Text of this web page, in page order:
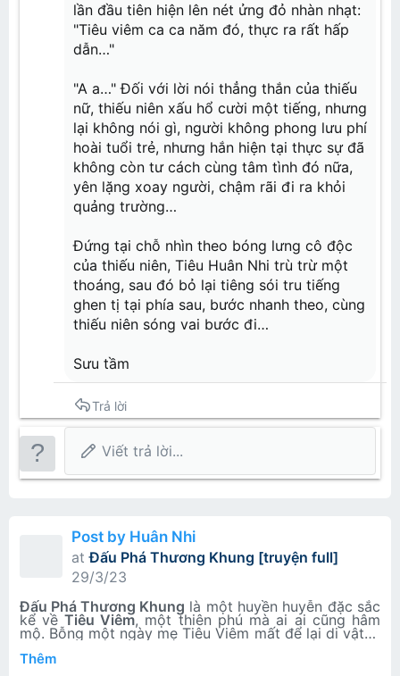
lần đầu tiên hiện lên nét ửng đỏ nhàn nhạt:
"Tiêu viêm ca ca năm đó, thực ra rất hấp
dẫn…"
"A a…" Đối với lời nói thẳng thắn của thiếu
nữ, thiếu niên xấu hổ cười một tiếng, nhưng
lại không nói gì, người không phong lưu phí
hoài tuổi trẻ, nhưng hắn hiện tại thực sự đã
không còn tư cách cùng tâm tình đó nữa,
yên lặng xoay người, chậm rãi đi ra khỏi
quảng trường…
Đứng tại chỗ nhìn theo bóng lưng cô độc
của thiếu niên, Tiêu Huân Nhi trù trừ một
thoáng, sau đó bỏ lại tiêng sói tru tiếng
ghen tị tại phía sau, bước nhanh theo, cùng
thiếu niên sóng vai bước đi…
Sưu tầm
Trả lời
Viết trả lời...
Post by Huân Nhi
at Đấu Phá Thương Khung [truyện full]
29/3/23
Đấu Phá Thương Khung là một huyền huyễn đặc sắc
kể về Tiêu Viêm, một thiên phú mà ai ai cũng hâm
mộ. Bỗng một ngày mẹ Tiêu Viêm mất để lại di vật là
một chiếc giới chỉ màu đen nhưng từ khi đó Tiêu
Viêm đã mất đi thiên phú tu luyện của mình. Từ thiên
Thêm